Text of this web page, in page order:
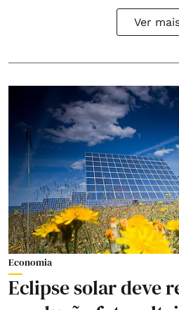
Ver
Economia
Eclipse solar deve